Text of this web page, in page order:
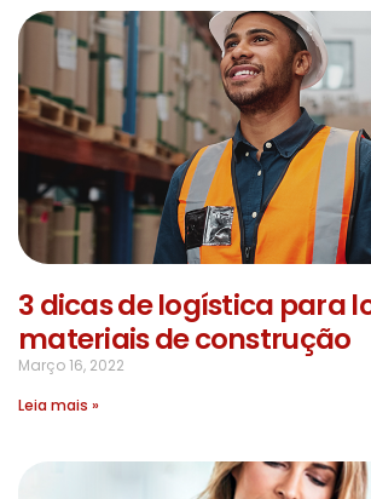
3 dicas de logística para
materiais de construção
Março 16, 2022
Leia mais »